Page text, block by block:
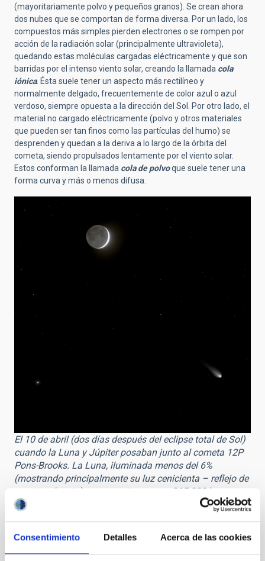
Consentimiento Detalles Acerca de las cookies
(mayoritariamente polvo y pequeños granos). Se crean ahora
dos nubes que se comportan de forma diversa. Por un lado, los
compuestos más simples pierden electrones o se rompen por
acción de la radiación solar (principalmente ultravioleta),
quedando estas moléculas cargadas eléctricamente y que son
barridas por el intenso viento solar, creando la llamada cola
iónica. Ésta suele tener un aspecto más rectilíneo y
normalmente delgado, frecuentemente de color azul o azul
verdoso, siempre opuesta a la dirección del Sol. Por otro lado, el
material no cargado eléctricamente (polvo y otros materiales
que pueden ser tan finos como las partículas del humo) se
desprenden y quedan a la deriva a lo largo de la órbita del
cometa, siendo propulsados lentamente por el viento solar.
Estos conforman la llamada cola de polvoque suele tener una
forma curva y más o menos difusa.
El 10 de abril (dos días después del eclipse total de Sol)
cuando la Luna y Júpiter posaban junto al cometa 12P
Pons-Brooks. La Luna, iluminada menos del 6%
(mostrando principalmente su luz cenicienta – reflejo de
nuestro planeta) se encuentra a unos 365.000 km.
Júpiter, y sus satélites, están a unos 880 millones de
kilómetros. A pesar del mal tiempo dominante ese día,
se pudo obtener este bonito cuadro con el Astrógrafo